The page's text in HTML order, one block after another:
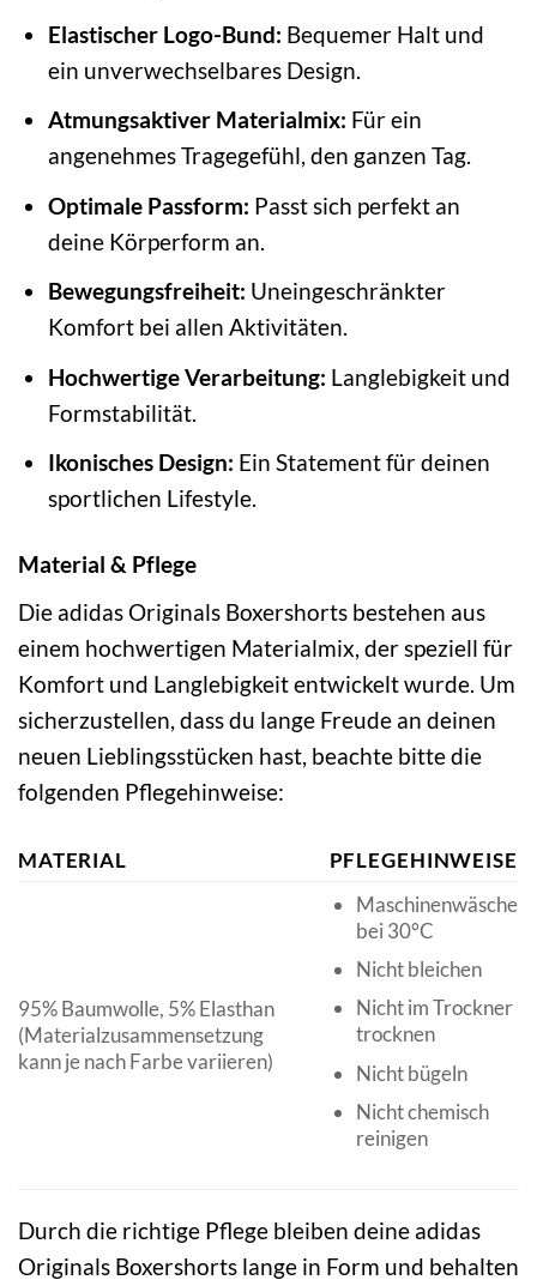
Elastischer Logo-Bund: Bequemer Halt und
ein unverwechselbares Design.
Atmungsaktiver Materialmix: Für ein
angenehmes Tragegefühl, den ganzen Tag.
Optimale Passform: Passt sich perfekt an
deine Körperform an.
Bewegungsfreiheit: Uneingeschränkter
Komfort bei allen Aktivitäten.
Hochwertige Verarbeitung: Langlebigkeit und
Formstabilität.
Ikonisches Design: Ein Statement für deinen
sportlichen Lifestyle.
Material & Pflege
Die adidas Originals Boxershorts bestehen aus
einem hochwertigen Materialmix, der speziell für
Komfort und Langlebigkeit entwickelt wurde. Um
sicherzustellen, dass du lange Freude an deinen
neuen Lieblingsstücken hast, beachte bitte die
folgenden Pflegehinweise:
MATERIAL PFLEGEHINWEISE
95% Baumwolle, 5% Elasthan
(Materialzusammensetzung
kann je nach Farbe variieren)
Maschinenwäsche
bei 30°C
Nicht bleichen
Nicht im Trockner
trocknen
Nicht bügeln
Nicht chemisch
reinigen
Durch die richtige Pflege bleiben deine adidas
Originals Boxershorts lange in Form und behalten